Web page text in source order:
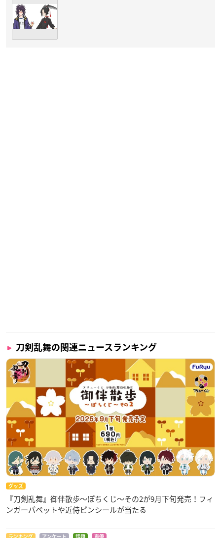
刀剣乱舞の関連ニュースランキング
グッズ
『刀剣乱舞』御伴散歩～ぽちくじ～その2が9月下旬発売！フィ
ンガーパペットや近侍ピンシールが当たる
ランキング アンケート 話題 声優